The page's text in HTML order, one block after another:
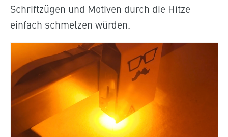
Schriftzügen und Motiven durch die Hitze
einfach schmelzen würden.